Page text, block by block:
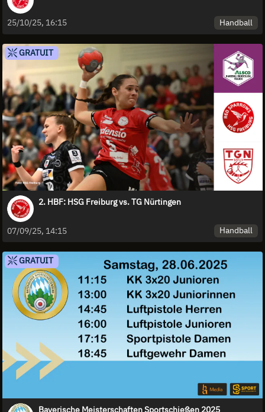
25/10/25, 16:15 Handball
GRATUIT
2. HBF: HSG Freiburg vs. TG Nürtingen
07/09/25, 14:15 Handball
GRATUIT
Bayerische Meisterschaften Sportschießen 2025